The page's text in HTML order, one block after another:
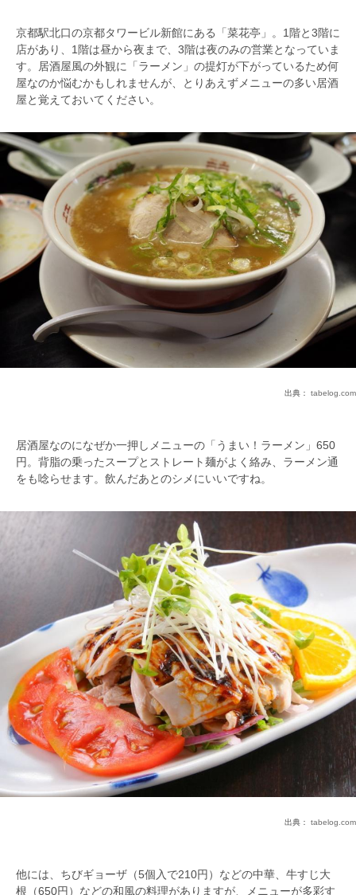
京都駅北口の京都タワービル新館にある「菜花亭」。1階と3階に
店があり、1階は昼から夜まで、3階は夜のみの営業となっていま
す。居酒屋風の外観に「ラーメン」の提灯が下がっているため何
屋なのか悩むかもしれませんが、とりあえずメニューの多い居酒
屋と覚えておいてください。
出典： tabelog.com
居酒屋なのになぜか一押しメニューの「うまい！ラーメン」650
円。背脂の乗ったスープとストレート麺がよく絡み、ラーメン通
をも唸らせます。飲んだあとのシメにいいですね。
出典： tabelog.com
他には、ちびギョーザ（5個入で210円）などの中華、牛すじ大
根（650円）などの和風の料理がありますが、メニューが多彩す